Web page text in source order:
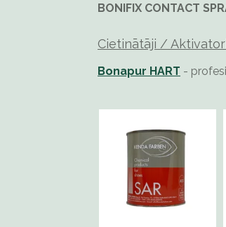
BONIFIX CONTACT
Сietinātāji /
Bonapur HART -